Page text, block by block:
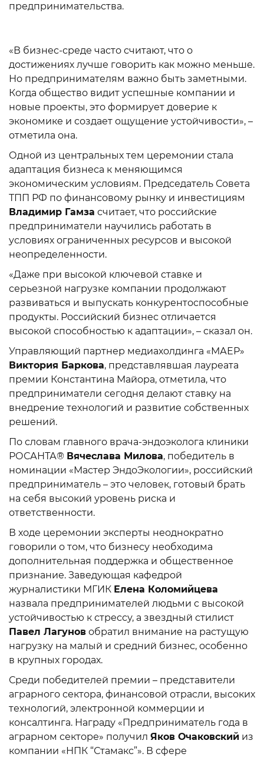
предпринимательства.
«В бизнес-среде часто считают, что о
достижениях лучше говорить как можно меньше.
Но предпринимателям важно быть заметными.
Когда общество видит успешные компании и
новые проекты, это формирует доверие к
экономике и создает ощущение устойчивости», –
отметила она.
Одной из центральных тем церемонии стала
адаптация бизнеса к меняющимся
экономическим условиям. Председатель Совета
ТПП РФ по финансовому рынку и инвестициям
Владимир Гамза считает, что российские
предприниматели научились работать в
условиях ограниченных ресурсов и высокой
неопределенности.
«Даже при высокой ключевой ставке и
серьезной нагрузке компании продолжают
развиваться и выпускать конкурентоспособные
продукты. Российский бизнес отличается
высокой способностью к адаптации», – сказал он.
Управляющий партнер медиахолдинга «МАЕР»
Виктория Баркова, представлявшая лауреата
премии Константина Майора, отметила, что
предприниматели сегодня делают ставку на
внедрение технологий и развитие собственных
решений.
По словам главного врача-эндоэколога клиники
РОСАНТА® Вячеслава Милова, победитель в
номинации «Мастер ЭндоЭкологии», российский
предприниматель – это человек, готовый брать
на себя высокий уровень риска и
ответственности.
В ходе церемонии эксперты неоднократно
говорили о том, что бизнесу необходима
дополнительная поддержка и общественное
признание. Заведующая кафедрой
журналистики МГИК Елена Коломийцева
назвала предпринимателей людьми с высокой
устойчивостью к стрессу, а звездный стилист
Павел Лагунов обратил внимание на растущую
нагрузку на малый и средний бизнес, особенно
в крупных городах.
Среди победителей премии – представители
аграрного сектора, финансовой отрасли, высоких
технологий, электронной коммерции и
консалтинга. Награду «Предприниматель года в
аграрном секторе» получил Яков Очаковский из
компании «НПК “Стамакс”». В сфере